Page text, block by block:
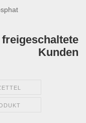
Kunden